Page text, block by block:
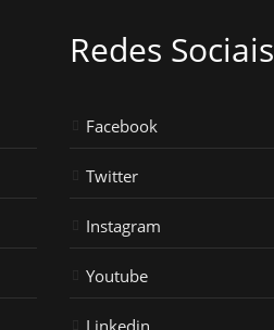
Redes Sociais
Facebook
Twitter
Instagram
Youtube
Linkedin